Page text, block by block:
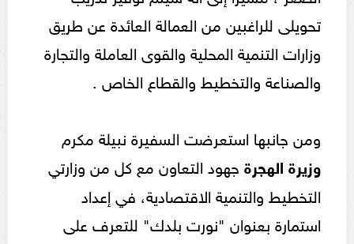
تحويلى للراغبين من العمالة العائدة عن طريق
وزارات التنمية المحلية والقوى العاملة والتجارة
والصناعة والتخطيط والقطاع الخاص .
ومن جانبها استعرضت السفيرة نبيلة مكرم
وزيرة الهجرة جهود التعاون مع كل من وزارتي
التخطيط والتنمية الاقتصادية، في إعداد
استمارة بعنوان "نورت بلدك" للتعرف على